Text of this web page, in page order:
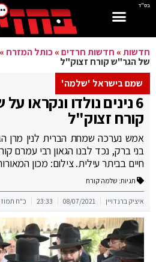
בס"ד
חדשות» חדשות חרדים»כותל המזרח »
של הגר"ש קורח זצוק"ל
שמם בישראל 'שלמה'
6 נינים נולדו ונקראו
קורח זצוק"ל
אמש נערכה שמחת הברית לנין מרן
בני ברק, נכד לבנו הגאון רבי עמרם
חיים בביתר עילית. צילום: מכון
תגיות: שלמה קורח
איציק ברנדויין 08/07/2021
23:33 כ"ח